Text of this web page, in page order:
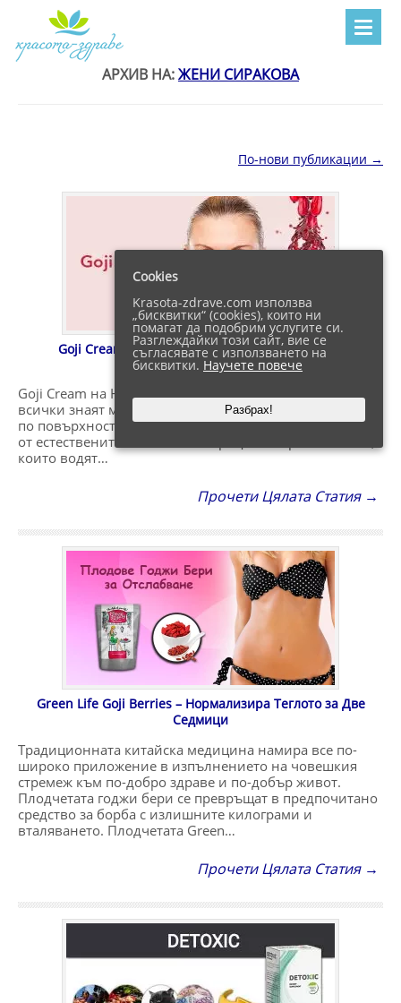
АРХИВ НА:ЖЕНИ СИРАКОВА
По-нови публикации →
Goji Cream Henderl’s Garden – Цена и Мнения
Goji Cream на Hendels Garden ли е решението? Както
всички знаят много добре, бръчките са видими гънки
по повърхността на кожата. Те се появяват в резултат
от естествените биологични процеси в организма ни,
които водят…
Прочети Цялата Статия →
Green Life Goji Berries – Нормализира Теглото за Две
Седмици
Традиционната китайска медицина намира все по-
широко приложение в изпълнението на човешкия
стремеж към по-добро здраве и по-добър живот.
Плодчетата годжи бери се превръщат в предпочитано
средство за борба с излишните килограми и
вталяването. Плодчетата Green…
Прочети Цялата Статия →
Cookies
Krasota-zdrave.com използва
„бисквитки“ (cookies), които ни
помагат да подобрим услугите си.
Разглеждайки този сайт, вие се
съгласявате с използването на
бисквитки. Научете повече
Разбрах!